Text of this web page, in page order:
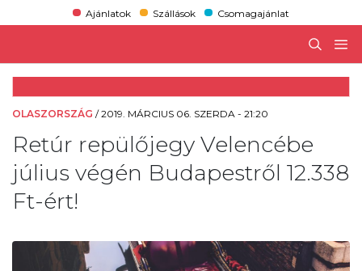
Ajánlatok Szállások Csomagajánlat
OLASZORSZÁG /2019. MÁRCIUS 06. SZERDA - 21:20
Retúr repülőjegy Velencébe
július végén Budapestről 12.338
Ft-ért!